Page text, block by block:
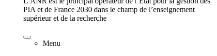
PIA et de France 2030 dans le champ de l’enseignement
supérieur et de la recherche
Menu